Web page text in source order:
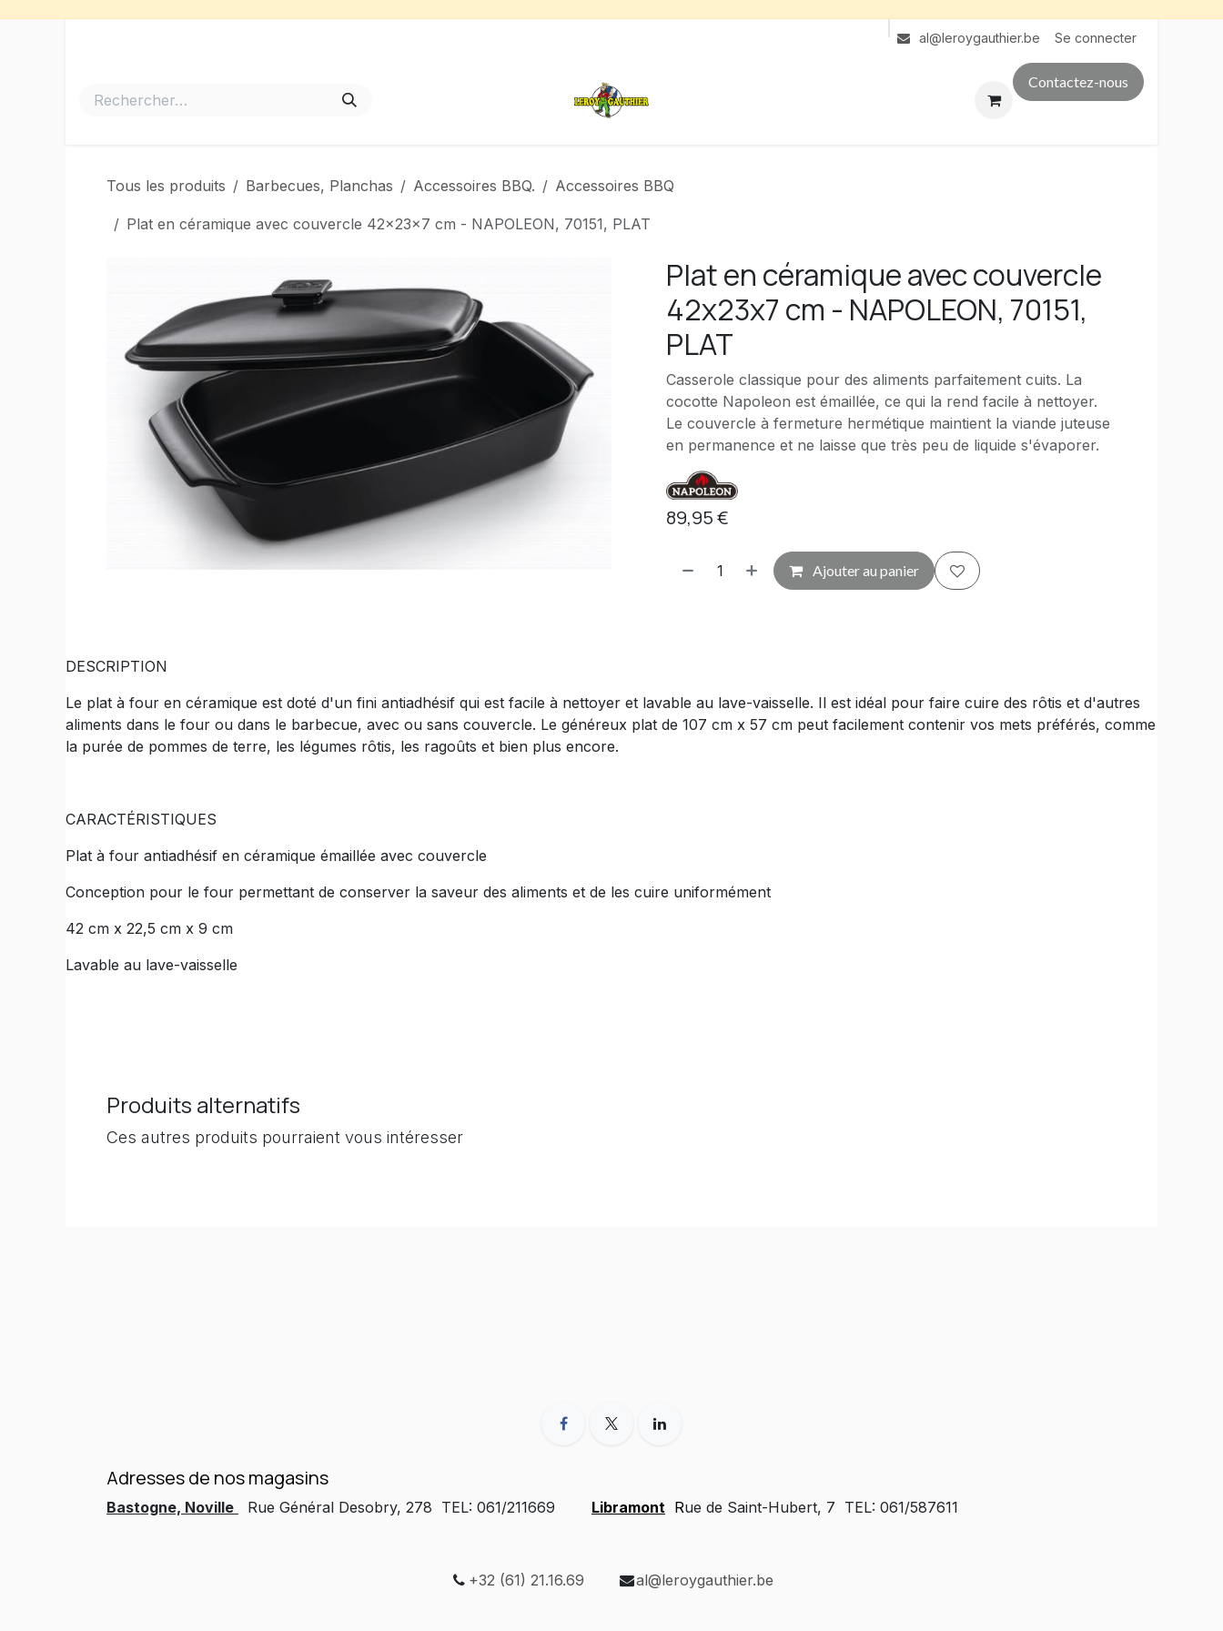
al@leroygauthier.be Se connecter
Contactez-nous
Tous les produits Barbecues, Planchas Accessoires BBQ. Accessoires BBQ
Plat en céramique avec couvercle 42x23x7 cm - NAPOLEON, 70151, PLAT
Plat en céramique avec couvercle
42x23x7 cm - NAPOLEON, 70151,
PLAT
Casserole classique pour des aliments parfaitement cuits. La
cocotte Napoleon est émaillée, ce qui la rend facile à nettoyer.
Le couvercle à fermeture hermétique maintient la viande juteuse
en permanence et ne laisse que très peu de liquide s'évaporer.
89,95€
Ajouter au panier
DESCRIPTION
Le plat à four en céramique est doté d'un fini antiadhésif qui est facile à nettoyer et lavable au lave-vaisselle. Il est idéal pour faire cuire des rôtis et d'autres
aliments dans le four ou dans le barbecue, avec ou sans couvercle. Le généreux plat de 107 cm x 57 cm peut facilement contenir vos mets préférés, comme
la purée de pommes de terre, les légumes rôtis, les ragoûts et bien plus encore.
CARACTÉRISTIQUES
Plat à four antiadhésif en céramique émaillée avec couvercle
Conception pour le four permettant de conserver la saveur des aliments et de les cuire uniformément
42 cm x 22,5 cm x 9 cm
Lavable au lave-vaisselle
Produits alternatifs
Ces autres produits pourraient vous intéresser
Adresses de nos magasins
Bastogne, Noville Rue Général Desobry, 278 TEL: 061/211669 Libramont Rue de Saint-Hubert, 7 TEL: 061/587611
+32 (61) 21.16.69 al@leroygauthier.be